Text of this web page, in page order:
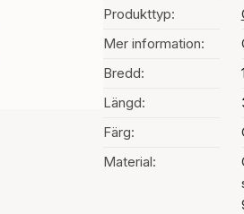
Produkttyp:
Mer information:
Bredd:
Längd:
Färg:
Material: